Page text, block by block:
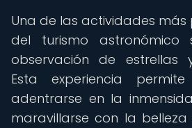
Una de las actividades
del turismo astronómico
observación de estrellas
Esta experiencia
adentrarse en la
maravillarse con la belleza